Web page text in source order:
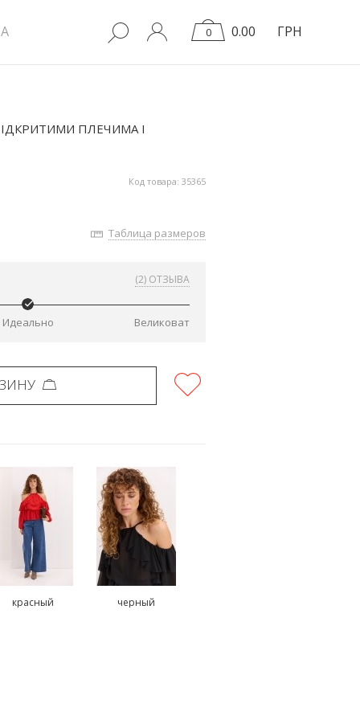
0 0.00 ГРН
ПЛЕЧИМА І
Код товара: 35365
Таблица размеров
(2) ОТЗЫВА
Идеально Великоват
красный черный